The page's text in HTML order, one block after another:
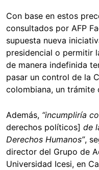
Con base en estos
consultados por AFP
supuesta nueva
presidencial o permitir
de manera indefinida
pasar un control de la
colombiana, un trámite
Además, “incumpliría
derechos políticos] de
Derechos Humanos”,
director del Grupo de
Universidad Icesi, en